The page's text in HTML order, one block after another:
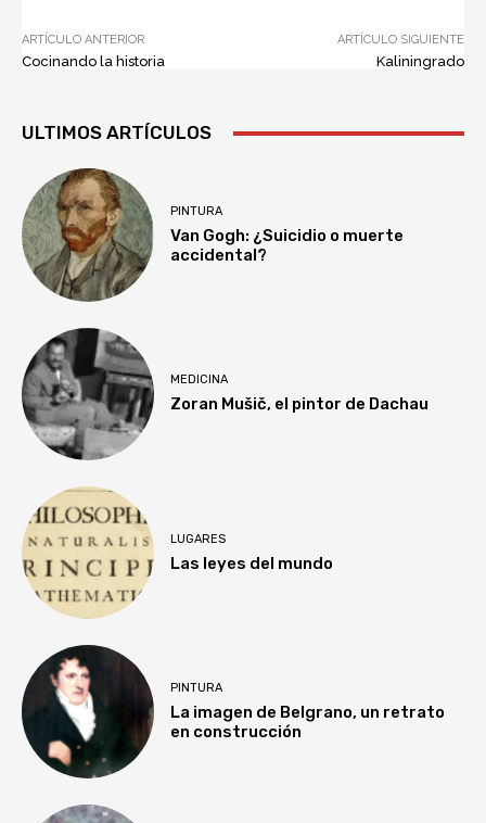
ARTÍCULO ANTERIOR
Cocinando la historia
ARTÍCULO SIGUIENTE
Kaliningrado
ULTIMOS ARTÍCULOS
PINTURA
Van Gogh: ¿Suicidio o muerte
accidental?
MEDICINA
Zoran Mušič, el pintor de Dachau
LUGARES
Las leyes del mundo
PINTURA
La imagen de Belgrano, un retrato
en construcción